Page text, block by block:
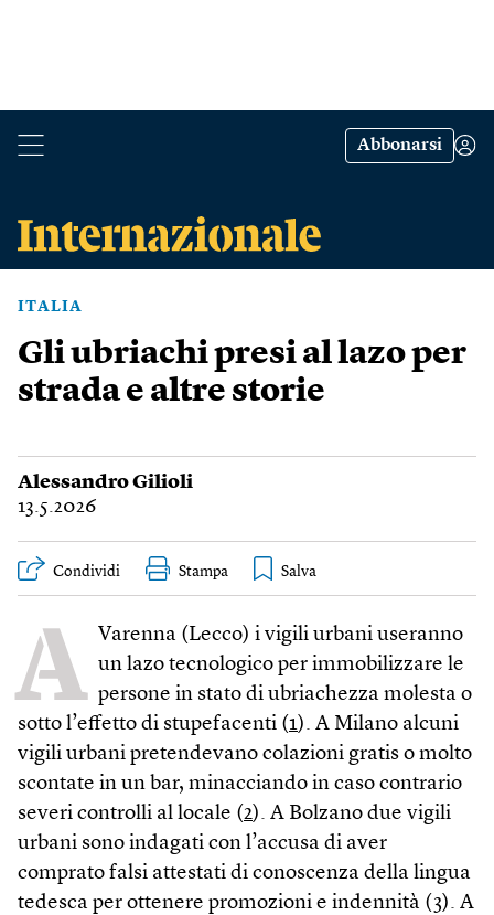
Abbonarsi
ITALIA
Gli ubriachi presi al lazo per
strada e altre storie
Alessandro Gilioli
13.5.2026
Condividi Stampa
A Varenna (Lecco) i vigili urbani useranno
un lazo tecnologico per immobilizzare le
persone in stato di ubriachezza molesta o
sotto l’effetto di stupefacenti (1). A Milano alcuni
vigili urbani pretendevano colazioni gratis o molto
scontate in un bar, minacciando in caso contrario
severi controlli al locale (2). A Bolzano due vigili
urbani sono indagati con l’accusa di aver
comprato falsi attestati di conoscenza della lingua
tedesca per ottenere promozioni e indennità ( 3). A